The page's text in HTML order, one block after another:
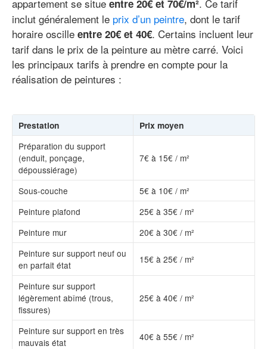
appartement se situe entre 20€ et 70€/m². Ce tarif
inclut généralement le prix d’un peintre, dont le tarif
horaire oscille entre 20€ et 40€. Certains incluent leur
tarif dans le prix de la peinture au mètre carré. Voici
les principaux tarifs à prendre en compte pour la
réalisation de peintures :
Prestation
Prix moyen
Préparation du support
(enduit, ponçage,
dépoussiérage)
7€ à 15€ / m²
Sous-couche
5€ à 10€ / m²
Peinture plafond
25€ à 35€ / m²
Peinture mur
20€ à 30€ / m²
Peinture sur support neuf ou
en parfait état
15€ à 25€ / m²
Peinture sur support
légèrement abîmé (trous,
fissures)
25€ à 40€ / m²
Peinture sur support en très
mauvais état
40€ à 55€ / m²